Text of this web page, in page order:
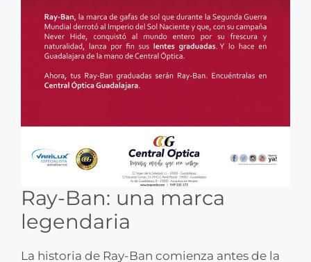
Ray-Ban: una marca
legendaria
La historia de Ray-Ban comienza antes de la